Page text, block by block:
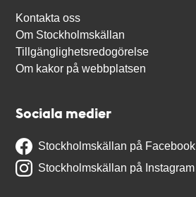
Kontakta oss
Om Stockholmskällan
Tillgänglighetsredogörelse
Om kakor på webbplatsen
Sociala medier
Stockholmskällan på Facebook
Stockholmskällan på Instagram